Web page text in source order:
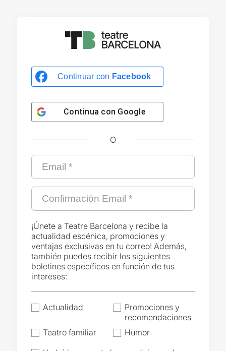
Continuar con Facebook
Continua con Google
O
¡Únete a Teatre Barcelona y recibe la
actualidad escénica, promociones y
ventajas exclusivas en tu correo! Además,
también puedes recibir los siguientes
boletines específicos en función de tus
intereses:
Actualidad
Promociones y
recomendaciones
Teatro familiar
Humor